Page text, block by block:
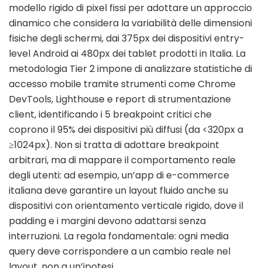
modello rigido di pixel fissi per adottare un approccio
dinamico che considera la variabilità delle dimensioni
fisiche degli schermi, dai 375px dei dispositivi entry-
level Android ai 480px dei tablet prodotti in Italia. La
metodologia Tier 2 impone di analizzare statistiche di
accesso mobile tramite strumenti come Chrome
DevTools, Lighthouse e report di strumentazione
client, identificando i 5 breakpoint critici che
coprono il 95% dei dispositivi più diffusi (da <320px a
≥1024px). Non si tratta di adottare breakpoint
arbitrari, ma di mappare il comportamento reale
degli utenti: ad esempio, un’app di e-commerce
italiana deve garantire un layout fluido anche su
dispositivi con orientamento verticale rigido, dove il
padding e i margini devono adattarsi senza
interruzioni. La regola fondamentale: ogni media
query deve corrispondere a un cambio reale nel